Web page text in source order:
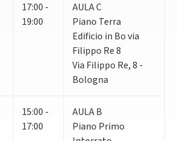
17:00 -
19:00
AULA C
Piano Terra
Edificio in Bo via
Filippo Re 8
Via Filippo Re, 8 -
Bologna
15:00 -
17:00
AULA B
Piano Primo